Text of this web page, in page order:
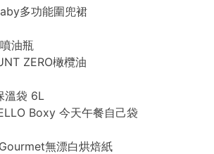
多功能圍兜裙
油瓶
ZERO橄欖油
溫袋 6L
Boxy 今天午餐自己袋
無漂白烘焙紙